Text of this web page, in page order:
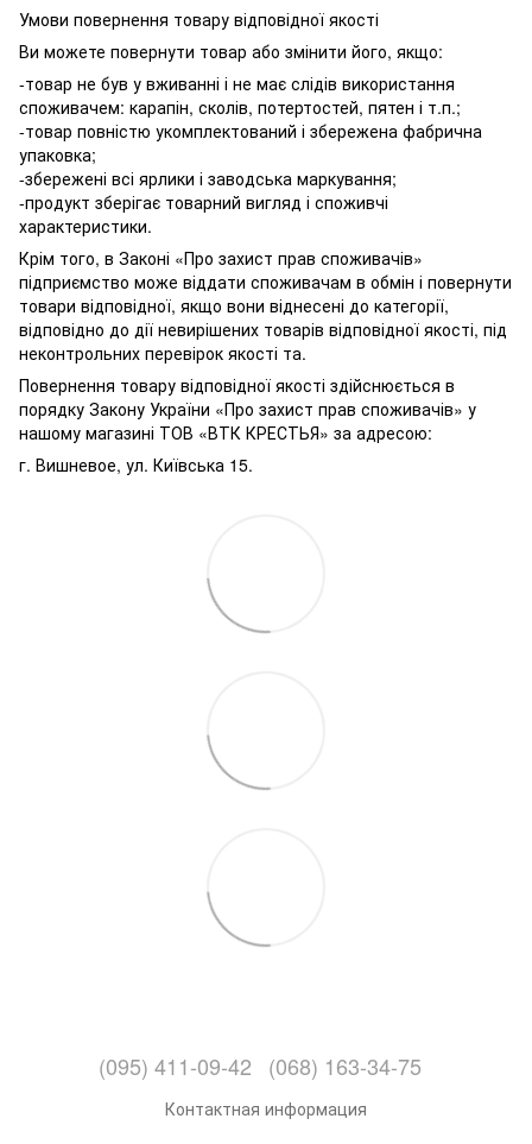
Умови повернення товару відповідної якості
Ви можете повернути товар або змінити його, якщо:
-товар не був у вживанні і не має слідів використання
споживачем: карапін, сколів, потертостей, пятен і т.п.;
-товар повністю укомплектований і збережена фабрична
упаковка;
-збережені всі ярлики і заводська маркування;
-продукт зберігає товарний вигляд і споживчі
характеристики.
Крім того, в Законі «Про захист прав споживачів»
підприємство може віддати споживачам в обмін і повернути
товари відповідної, якщо вони віднесені до категорії,
відповідно до дії невирішених товарів відповідної якості, під
неконтрольних перевірок якості та.
Повернення товару відповідної якості здійснюється в
порядку Закону України «Про захист прав споживачів» у
нашому магазині ТОВ «ВТК КРЕСТЬЯ» за адресою:
г. Вишневое, ул. Київська 15.
(095) 411-09-42 (068) 163-34-75
Контактная информация